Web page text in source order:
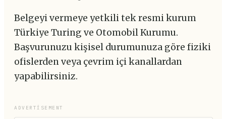
Belgeyi vermeye yetkili tek resmi kurum
Türkiye Turing ve Otomobil Kurumu.
Başvurunuzu kişisel durumunuza göre fiziki
ofislerden veya çevrim içi kanallardan
yapabilirsiniz.
ADVERTISEMENT